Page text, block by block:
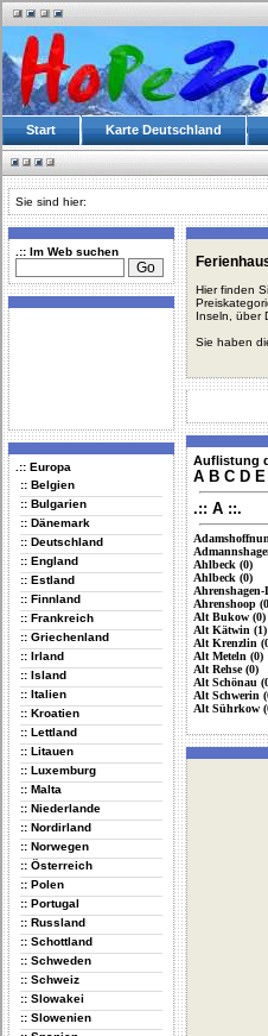
Start Karte Deutschland
Sie sind hier:
.:: Im Web suchen
.:: Europa
:: Belgien
:: Bulgarien
:: Dänemark
:: Deutschland
:: England
:: Estland
:: Finnland
:: Frankreich
:: Griechenland
:: Irland
:: Island
:: Italien
:: Kroatien
:: Lettland
:: Litauen
:: Luxemburg
:: Malta
:: Niederlande
:: Nordirland
:: Norwegen
:: Österreich
:: Polen
:: Portugal
:: Russland
:: Schottland
:: Schweden
:: Schweiz
:: Slowakei
:: Slowenien
Hier finden
Inseln, über
Sie haben
Auflistung
A B C D E
.:: A ::.
Ahlbeck (0)
Ahlbeck (0)
Ahrenshagen-
Ahrenshoop
Alt Bukow (0)
Alt Kätwin (1)
Alt Krenzlin
Alt Meteln (0)
Alt Rehse (0)
Alt Schönau
Alt Schwerin
Alt Sührkow